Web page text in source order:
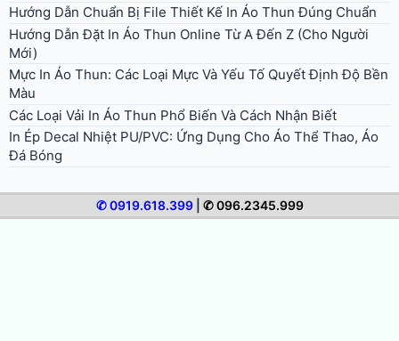
✆ 0919.618.399| ✆ 096.2345.999
Hướng Dẫn Chuẩn Bị File Thiết Kế In Áo Thun Đúng Chuẩn
Hướng Dẫn Đặt In Áo Thun Online Từ A Đến Z (Cho Người
Mới)
Mực In Áo Thun: Các Loại Mực Và Yếu Tố Quyết Định Độ Bền
Màu
Các Loại Vải In Áo Thun Phổ Biến Và Cách Nhận Biết
In Ép Decal Nhiệt PU/PVC: Ứng Dụng Cho Áo Thể Thao, Áo
Đá Bóng